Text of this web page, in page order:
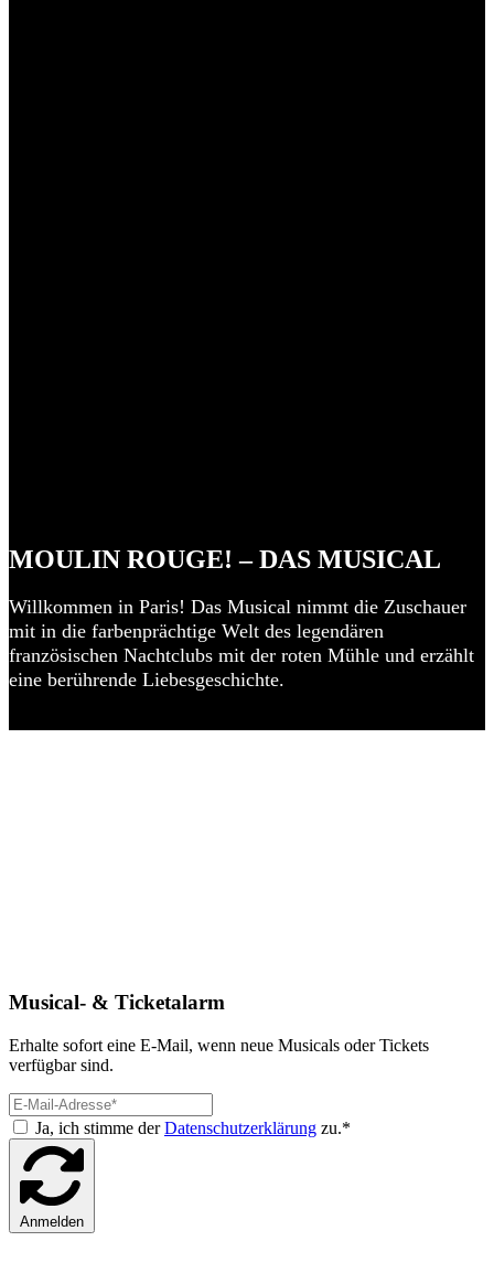
MOULIN ROUGE! – DAS MUSICAL
Willkommen in Paris! Das Musical nimmt die Zuschauer
mit in die farbenprächtige Welt des legendären
französischen Nachtclubs mit der roten Mühle und erzählt
eine berührende Liebesgeschichte.
Musical- & Ticketalarm
Erhalte sofort eine E-Mail, wenn neue Musicals oder Tickets
verfügbar sind.
Ja, ich stimme derDatenschutzerklärung zu.*
Anmelden